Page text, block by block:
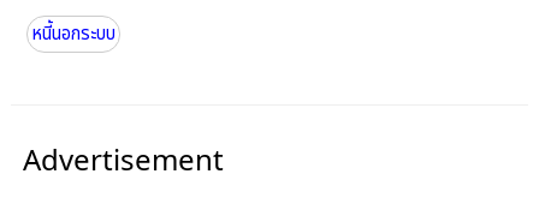
หนี้นอกระบบ
Advertisement